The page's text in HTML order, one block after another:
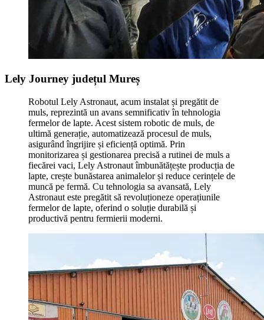
Lely Journey județul Mureș
Robotul Lely Astronaut, acum instalat și pregătit de
muls, reprezintă un avans semnificativ în tehnologia
fermelor de lapte. Acest sistem robotic de muls, de
ultimă generație, automatizează procesul de muls,
asigurând îngrijire și eficiență optimă. Prin
monitorizarea și gestionarea precisă a rutinei de muls a
fiecărei vaci, Lely Astronaut îmbunătățește producția de
lapte, crește bunăstarea animalelor și reduce cerințele de
muncă pe fermă. Cu tehnologia sa avansată, Lely
Astronaut este pregătit să revoluționeze operațiunile
fermelor de lapte, oferind o soluție durabilă și
productivă pentru fermierii moderni.